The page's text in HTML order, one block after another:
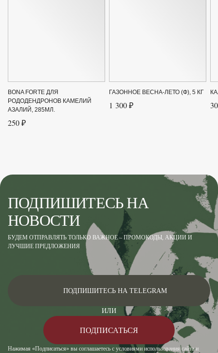
BONA FORTE ДЛЯ
РОДОДЕНДРОНОВ КАМЕЛИЙ
АЗАЛИЙ, 285МЛ.
250 ₽
ГАЗОННОЕ ВЕСНА-ЛЕТО (Ф), 5 КГ
1 300 ₽
ПОДПИШИТЕСЬ НА
НОВОСТИ
БУДЕМ ОТПРАВЛЯТЬ ТОЛЬКО ВАЖНОЕ – ПРОМОКОДЫ, АКЦИИ И
ЛУЧШИЕ ПРЕДЛОЖЕНИЯ
Нажимая «Подписаться» вы соглашаетесь с условиями использования сайта и
ПОДПИШИТЕСЬ НА TELEGRAM
ИЛИ
ПОДПИСАТЬСЯ